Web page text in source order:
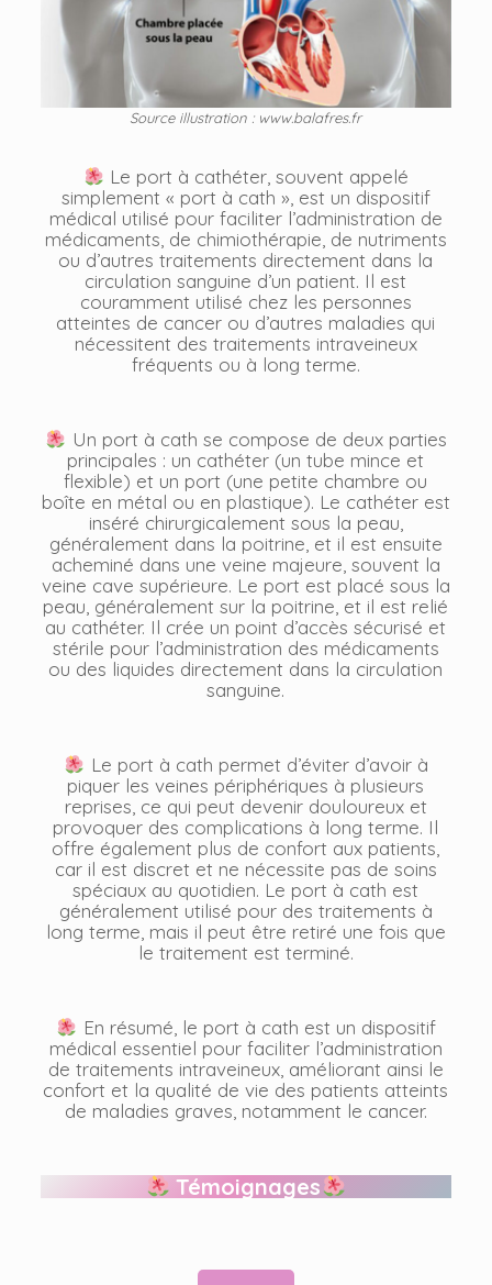
Source illustration : www.balafres.fr
Le port à cathéter, souvent appelé
simplement « port à cath », est un dispositif
médical utilisé pour faciliter l’administration de
médicaments, de chimiothérapie, de nutriments
ou d’autres traitements directement dans la
circulation sanguine d’un patient. Il est
couramment utilisé chez les personnes
atteintes de cancer ou d’autres maladies qui
nécessitent des traitements intraveineux
fréquents ou à long terme.
Un port à cath se compose de deux parties
principales : un cathéter (un tube mince et
flexible) et un port (une petite chambre ou
boîte en métal ou en plastique). Le cathéter est
inséré chirurgicalement sous la peau,
généralement dans la poitrine, et il est ensuite
acheminé dans une veine majeure, souvent la
veine cave supérieure. Le port est placé sous la
peau, généralement sur la poitrine, et il est relié
au cathéter. Il crée un point d’accès sécurisé et
stérile pour l’administration des médicaments
ou des liquides directement dans la circulation
sanguine.
Le port à cath permet d’éviter d’avoir à
piquer les veines périphériques à plusieurs
reprises, ce qui peut devenir douloureux et
provoquer des complications à long terme. Il
offre également plus de confort aux patients,
car il est discret et ne nécessite pas de soins
spéciaux au quotidien. Le port à cath est
généralement utilisé pour des traitements à
long terme, mais il peut être retiré une fois que
le traitement est terminé.
En résumé, le port à cath est un dispositif
médical essentiel pour faciliter l’administration
de traitements intraveineux, améliorant ainsi le
confort et la qualité de vie des patients atteints
de maladies graves, notamment le cancer.
Témoignages